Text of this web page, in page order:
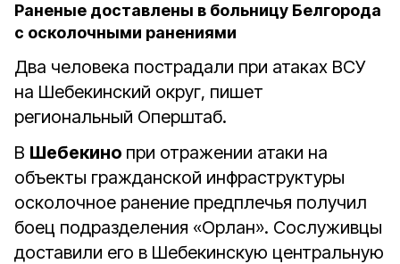
Раненые доставлены в больницу Белгорода
с осколочными ранениями
Два человека пострадали при атаках ВСУ
на Шебекинский округ, пишет
региональный Оперштаб.
В Шебекино при отражении атаки на
объекты гражданской инфраструктуры
осколочное ранение предплечья получил
боец подразделения «Орлан». Сослуживцы
доставили его в Шебекинскую центральную